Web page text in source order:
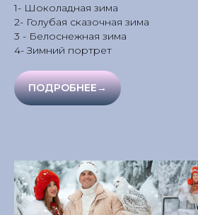
1- Шоколадная зима
2- Голубая сказочная зима
3 - Белоснежная зима
4- Зимний портрет
ПОДРОБНЕЕ→